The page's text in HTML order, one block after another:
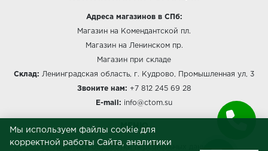
Адреса магазинов в СПб:
Магазин на Комендантской пл.
Магазин на Ленинском пр.
Магазин при складе
Склад: Ленинградская область, г. Кудрово, Промышленная ул, 3
Звоните нам: +7 812 245 69 28
E-mail: info@ctom.su
МЕНЮ
Политика обработки персональных данных
Мы используем файлы cookie для
корректной работы Сайта, аналитики